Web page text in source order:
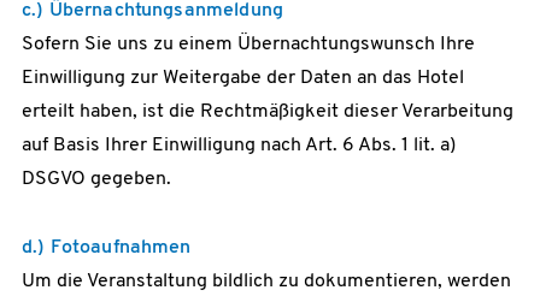
c.) Übernachtungsanmeldung
Sofern Sie uns zu einem Übernachtungswunsch Ihre
Einwilligung zur Weitergabe der Daten an das Hotel
erteilt haben, ist die Rechtmäßigkeit dieser Verarbeitung
auf Basis Ihrer Einwilligung nach Art. 6 Abs. 1 lit. a)
DSGVO gegeben.
d.) Fotoaufnahmen
Um die Veranstaltung bildlich zu dokumentieren, werden